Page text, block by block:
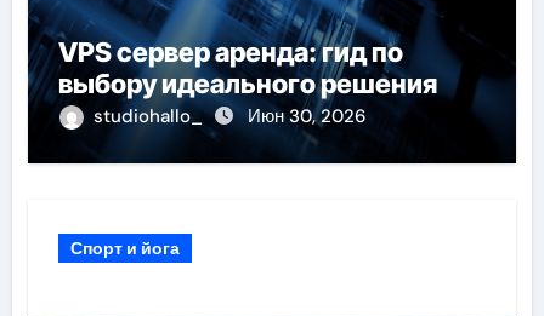
VPS сервер аренда: гид по
выбору идеального решения
studiohallo_ Июн 30, 2026
Спорт и йога